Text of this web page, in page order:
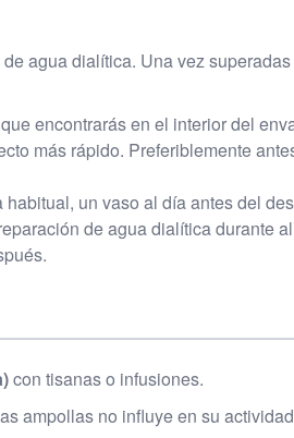
agua dialítica. Una vez
encontrarás en el interior del
más rápido. Preferiblemente
un vaso al día antes del
de agua dialítica durante
con tisanas o infusiones.
ampollas no influye en su